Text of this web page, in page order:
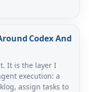
Codex And
It is the layer I
execution: a
assign tasks to